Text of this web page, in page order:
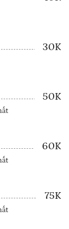
30K
50K
60K
75K